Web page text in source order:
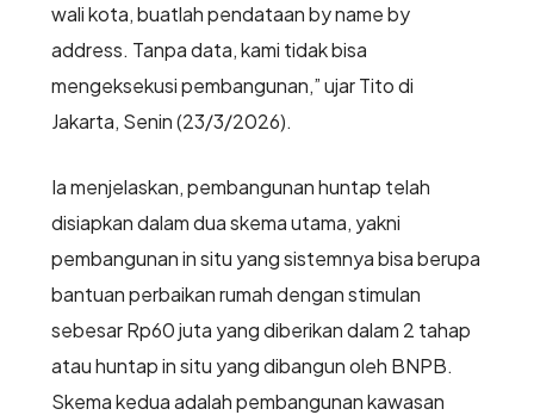
wali kota, buatlah pendataan by name by
address. Tanpa data, kami tidak bisa
mengeksekusi pembangunan,” ujar Tito di
Jakarta, Senin (23/3/2026).
Ia menjelaskan, pembangunan huntap telah
disiapkan dalam dua skema utama, yakni
pembangunan in situ yang sistemnya bisa berupa
bantuan perbaikan rumah dengan stimulan
sebesar Rp60 juta yang diberikan dalam 2 tahap
atau huntap in situ yang dibangun oleh BNPB.
Skema kedua adalah pembangunan kawasan